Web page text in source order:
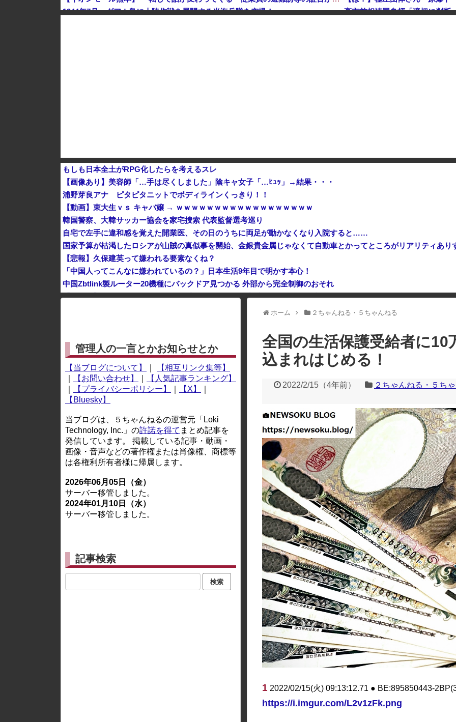
1944年7月、グアム島に上陸作戦を展開する米海兵隊を空撮！
高市首相靖国参拝「適切に判
もしも日本全土がRPG化したらを考えるスレ
【画像あり】美容師「…手は尽くしました」陰キャ女子「…ﾋｭｯ」→結果・・・
浦野芽良アナ ピタピタニットでボディラインくっきり！！
【動画】東大生ｖｓ キャバ嬢 → ｗｗｗｗｗｗｗｗｗｗｗｗｗｗｗｗｗｗ
韓国警察、大韓サッカー協会を家宅捜索 代表監督選考巡り
自宅で左手に違和感を覚えた開業医、その日のうちに両足が動かなくなり入院すると……
国家予算が枯渇したロシアが山賊の真似事を開始、金銀貴金属じゃなくて自動車とかってところがリアリティあ
【悲報】久保建英って嫌われる要素なくね？
「中国人ってこんなに嫌われているの？」日本生活9年目で明かす本心！
中国Zbtlink製ルーター20機種にバックドア見つかる 外部から完全制御のおそれ
【秋田県】 記者会見にオンライン出席したエリート幹部職員、バスローブ姿でタバコを吸いながら説明 県が聞き
※アドブロック等の広告非表示プラグインやアドオンを利用している場合、一部のコンテンツが表示されなくなったり、サイト全体
ホーム ２ちゃんねる・５ちゃんねる
全国の生活保護受給者に10
込まれはじめる！
2022/2/15 （4年前） ２ちゃんねる・５ち
1 2022/02/15(火) 09:13:12.71 ● BE:895850443-
https://i.imgur.com/L2v1zFk.png
管理人の一言とかお知らせとか
【当ブログについて】
【相互リンク集等】
【お問い合わせ】
【人気記事ランキング】
【プライバシーポリシー】 【X】
【Bluesky】
当ブログは、５ちゃんねるの運営元「Loki
Technology, Inc.」の許諾を得て まとめ記事を
発信しています。 掲載している記事・動画・
画像・音声などの著作権または肖像権、商標等
は各権利所有者様に帰属します。
2026年06月05日（金）
サーバー移管しました。
2024年01月10日（水）
サーバー移管しました。
記事検索